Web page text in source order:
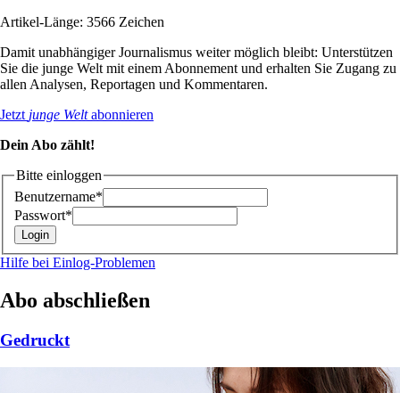
Artikel-Länge: 3566 Zeichen
Damit unabhängiger Journalismus weiter möglich bleibt: Unterstützen
Sie die junge Welt mit einem Abonnement und erhalten Sie Zugang zu
allen Analysen, Reportagen und Kommentaren.
Jetzt junge Weltabonnieren
Dein Abo zählt!
Bitte einloggen
Benutzername*
Passwort*
Hilfe bei Einlog-Problemen
Abo abschließen
Gedruckt